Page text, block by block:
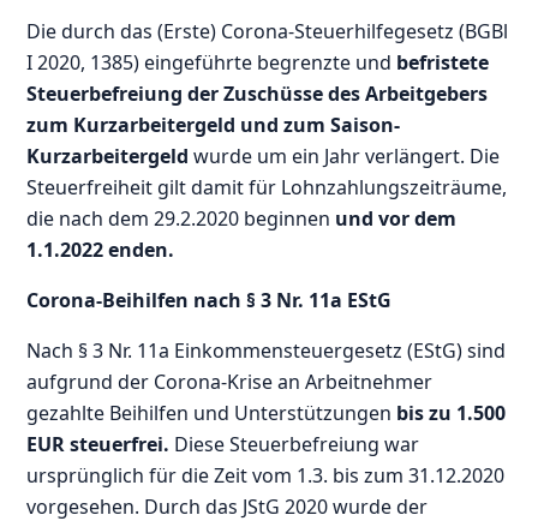
Die durch das (Erste) Corona-Steuerhilfegesetz (BGBl
I 2020, 1385) eingeführte begrenzte und befristete
Steuerbefreiung der Zuschüsse des Arbeitgebers
zum Kurzarbeitergeld und zum Saison-
Kurzarbeitergeld wurde um ein Jahr verlängert. Die
Steuerfreiheit gilt damit für Lohnzahlungszeiträume,
die nach dem 29.2.2020 beginnen und vor dem
1.1.2022 enden.
Corona-Beihilfen nach § 3 Nr. 11a EStG
Nach § 3 Nr. 11a Einkommensteuergesetz (EStG) sind
aufgrund der Corona-Krise an Arbeitnehmer
gezahlte Beihilfen und Unterstützungen bis zu 1.500
EUR steuerfrei. Diese Steuerbefreiung war
ursprünglich für die Zeit vom 1.3. bis zum 31.12.2020
vorgesehen. Durch das JStG 2020 wurde der